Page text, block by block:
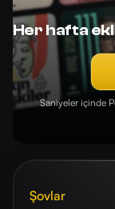
Her hafta
Saniyeler içinde
Şovlar